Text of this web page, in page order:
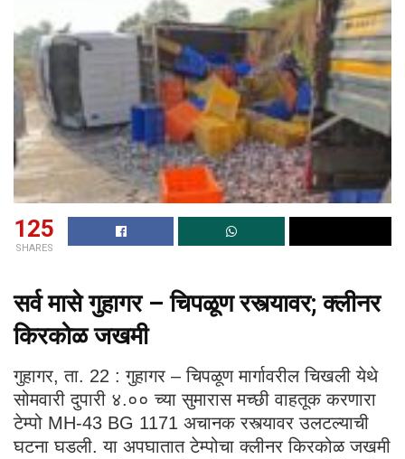
125
SHARES
सर्व मासे गुहागर – चिपळूण रस्त्यावर; क्लीनर
किरकोळ जखमी
गुहागर, ता. 22 : गुहागर – चिपळूण मार्गावरील चिखली येथे
सोमवारी दुपारी ४.०० च्या सुमारास मच्छी वाहतूक करणारा
टेम्पो MH-43 BG 1171 अचानक रस्त्यावर उलटल्याची
घटना घडली. या अपघातात टेम्पोचा क्लीनर किरकोळ जखमी